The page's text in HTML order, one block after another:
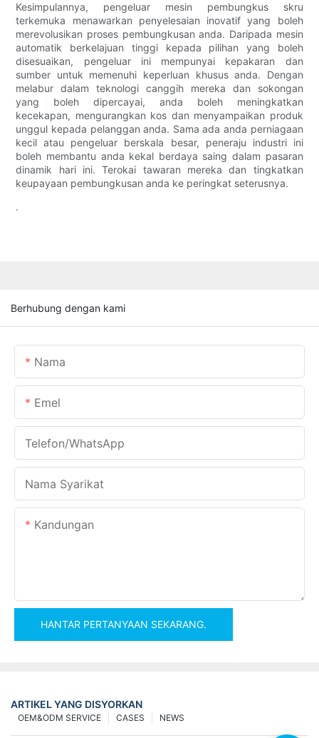
Kesimpulannya, pengeluar mesin pembungkus skru
terkemuka menawarkan penyelesaian inovatif yang boleh
merevolusikan proses pembungkusan anda. Daripada mesin
automatik berkelajuan tinggi kepada pilihan yang boleh
disesuaikan, pengeluar ini mempunyai kepakaran dan
sumber untuk memenuhi keperluan khusus anda. Dengan
melabur dalam teknologi canggih mereka dan sokongan
yang boleh dipercayai, anda boleh meningkatkan
kecekapan, mengurangkan kos dan menyampaikan produk
unggul kepada pelanggan anda. Sama ada anda perniagaan
kecil atau pengeluar berskala besar, peneraju industri ini
boleh membantu anda kekal berdaya saing dalam pasaran
dinamik hari ini. Terokai tawaran mereka dan tingkatkan
keupayaan pembungkusan anda ke peringkat seterusnya.
.
Berhubung dengan kami
Nama
Emel
Telefon/WhatsApp
Nama Syarikat
Kandungan
HANTAR PERTANYAAN SEKARANG.
ARTIKEL YANG DISYORKAN
NEWS
CASES
OEM&ODM SERVICE